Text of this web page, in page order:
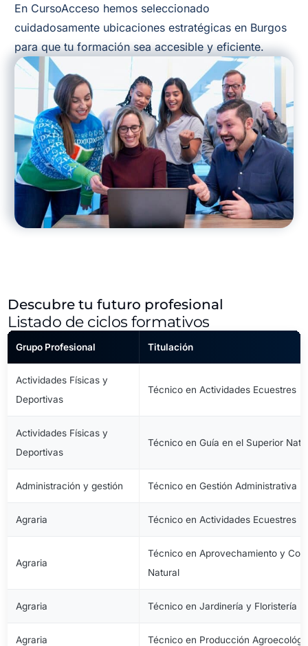
En CursoAcceso hemos seleccionado
cuidadosamente ubicaciones estratégicas en Burgos
para que tu formación sea accesible y eficiente.
Descubre tu futuro profesional
Listado de ciclos formativos
Grupo Profesional Titulación
Actividades Físicas y
Deportivas
Técnico en Actividades Ecuestres
Actividades Físicas y
Deportivas
Técnico en Guía en el Superior
Administración y gestión Técnico en Gestión Administrativa
Agraria Técnico en Actividades Ecuestres
Agraria
Técnico en Aprovechamiento y
Natural
Agraria Técnico en Jardinería y Floristería
Agraria Técnico en Producción